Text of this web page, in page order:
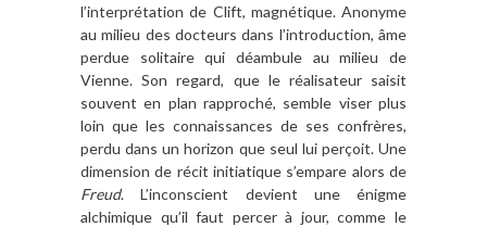
l’interprétation de Clift, magnétique. Anonyme
au milieu des docteurs dans l’introduction, âme
perdue solitairequi déambule au milieu de
Vienne. Son regard, que le réalisateur saisit
souvent en plan rapproché, semble viser plus
loin que les connaissances de ses confrères,
perdu dans un horizon que seul lui perçoit. Une
dimension de récit initiatique s’empare alors de
Freud.L’inconscient devient une énigme
alchimique qu’il faut percerà jour, comme le